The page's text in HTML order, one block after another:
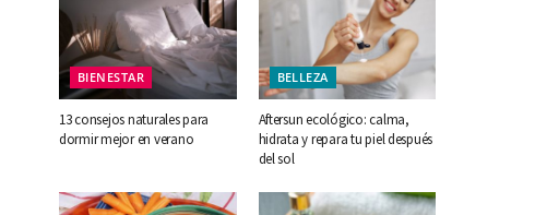
BIENESTAR
13 consejos naturales para
dormir mejor en verano
BELLEZA
Aftersun ecológico: calma,
hidrata y repara tu piel después
del sol